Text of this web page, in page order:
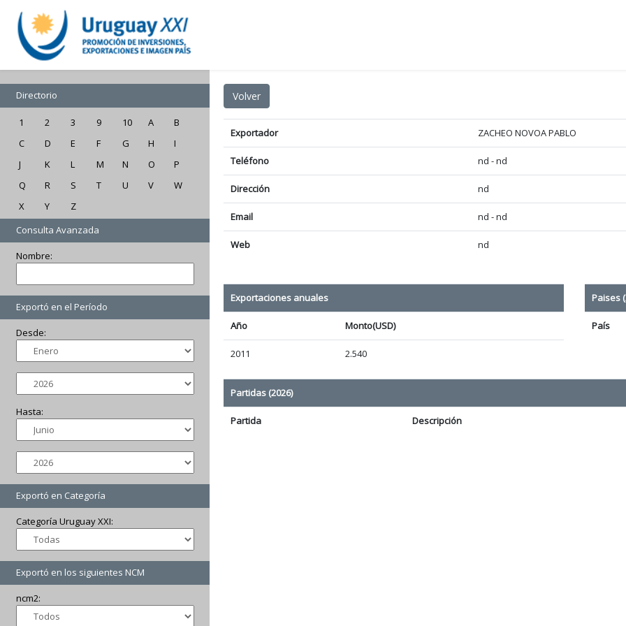
Directorio
1 2 3 9 10 A
B
C
D E F G H
I
J
K L M N O
P
Q
R S T U V
W
X
Y
Z
Consulta Avanzada
Nombre:
Exportó en el Período
Desde:
Hasta:
Exportó en Categoría
Categoría Uruguay XXI:
Exportó en los siguientes NCM
ncm2:
Exportador ZACHEO NOVOA PABLO
Teléfono nd - nd
Dirección nd
Email nd - nd
Web nd
Exportaciones anuales
Año Monto(USD)
2011 2.540
Paises
País
Partidas (2026)
Partida Descripción